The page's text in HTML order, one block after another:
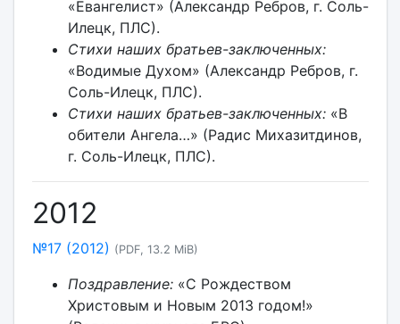
«Евангелист» (Александр Ребров, г. Соль-
Илецк, ПЛС).
Стихи наших братьев-заключенных:
«Водимые Духом» (Александр Ребров, г.
Соль-Илецк, ПЛС).
Стихи наших братьев-заключенных:«В
обители Ангела…» (Радис Михазитдинов,
г. Соль-Илецк, ПЛС).
2012
№17 (2012) (PDF, 13.2 MiB)
Поздравление:«С Рождеством
Христовым и Новым 2013 годом!»